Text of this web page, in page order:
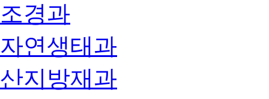
조경과
자연생태과
산지방재과